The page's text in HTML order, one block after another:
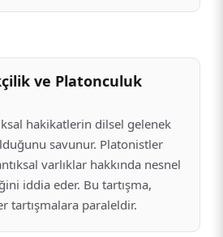
ve Platonculuk
hakikatlerin dilsel gelenek
savunur. Platonistler
varlıklar hakkında nesnel
iddia eder. Bu tartışma,
tartışmalara paraleldir.